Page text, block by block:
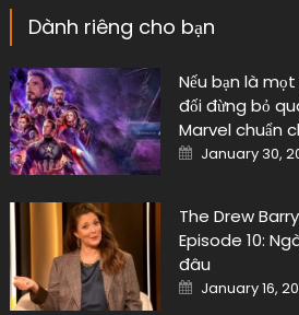
Dành riêng cho bạn
Nếu bạn là
đối đừng bỏ
Marvel chuẩn
Posted
on
January 30,
The Drew
Episode 10:
đâu
Posted
on
January 16,